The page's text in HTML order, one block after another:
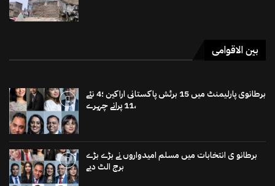
بین الاقوامی
برطانوی پارلیمنٹ میں 15 برٹش پاکستانی اراکین ؛4 نئے
،11 پرانے چہرے
برطانو ی انتخابات میں مسلم امیدواروں نے بڑے بڑے
برج الٹ دیے